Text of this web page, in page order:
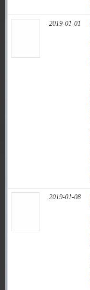
2019-01-01
2019-01-08